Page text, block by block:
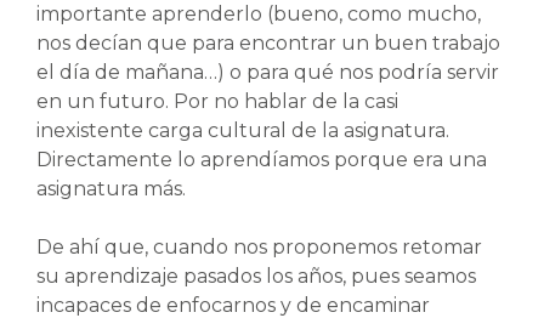
importante aprenderlo (bueno, como mucho,
nos decían que para encontrar un buen trabajo
el día de mañana…) o para qué nos podría servir
en un futuro. Por no hablar de la casi
inexistente carga cultural de la asignatura.
Directamente lo aprendíamos porque era una
asignatura más.
De ahí que, cuando nos proponemos retomar
su aprendizaje pasados los años, pues seamos
incapaces de enfocarnos y de encaminar